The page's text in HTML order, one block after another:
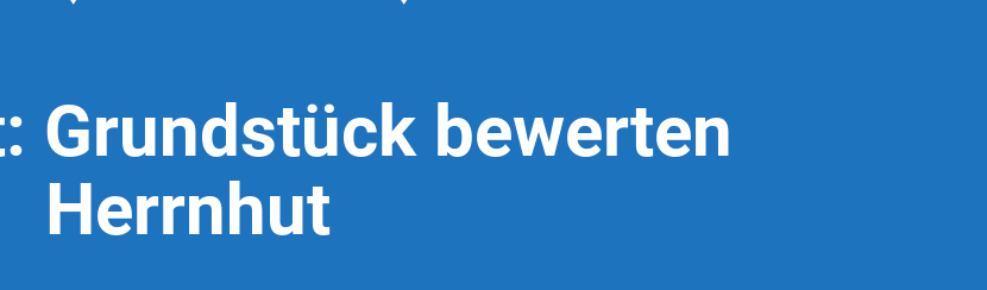
Grundstück bewerten
Herrnhut